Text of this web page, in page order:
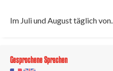
Im Juli und August täglich von...
Gesprochene Sprachen